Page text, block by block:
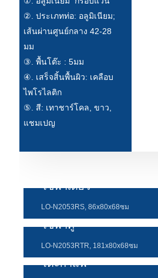
②. ประเภทท่อ: อลูมิเนียม;
เส้นผ่านศูนย์กลาง 42-28
มม
③. พื้นโต๊ะ : 5มม
④. เสร็จสิ้นพื้นผิว: เคลือบ
ไพโรไลติก
⑤. สี: เทาชาร์โคล, ขาว,
แชมเปญ
โซฟาเดี่ยว
LO-N2053RS, 86x80x68ซม
โซฟาคู่
LO-N2053RTR, 181x80x68ซม
โต๊ะกาแฟ